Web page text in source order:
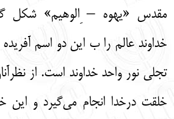
مقدس «یهوه – ِالوهیم» شکل
خداوند عالم را ب این دو اسم
تجلی نور واحد خداوند است. از
خلقت درخدا انجام می‌گیرد و این